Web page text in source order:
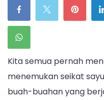
Kita semua pernah
menemukan seikat
buah-buahan yang